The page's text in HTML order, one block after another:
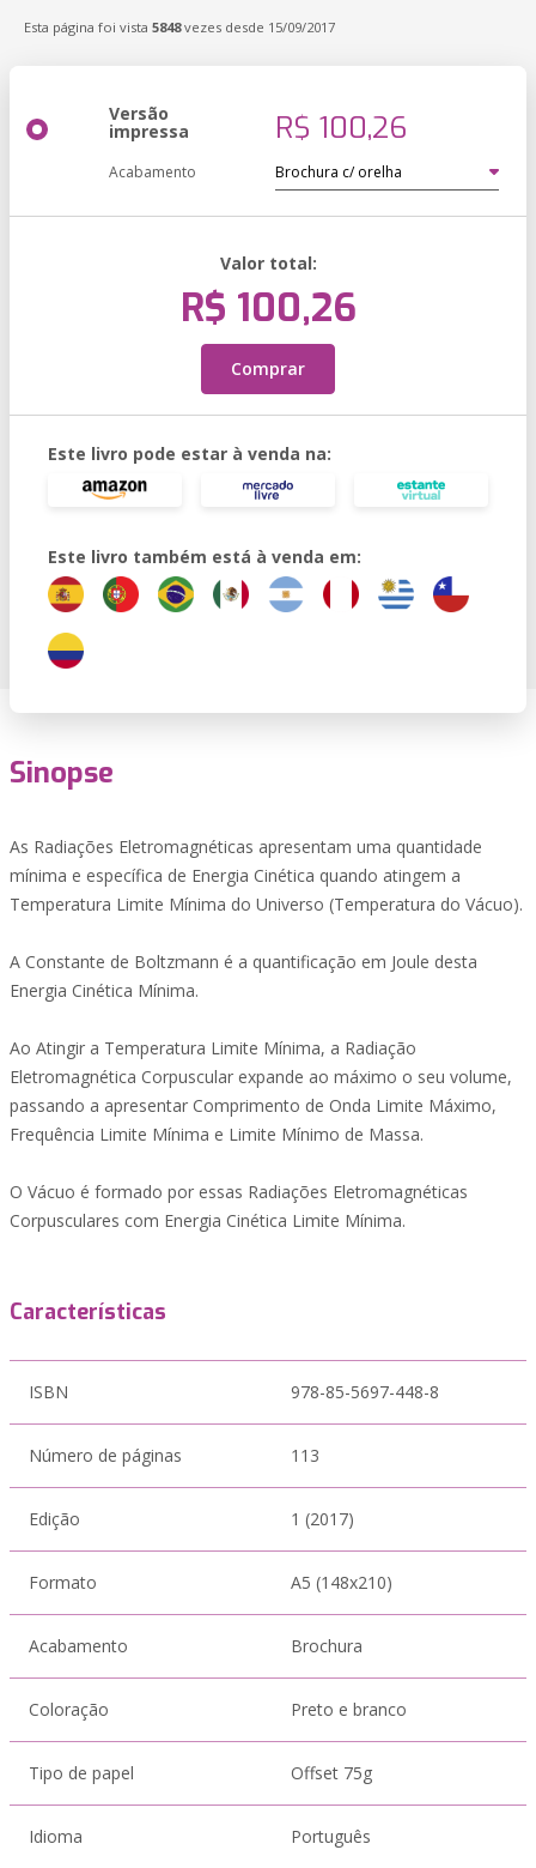
Esta página foi vista 5848vezes desde 15/09/2017
Versão
impressa R$ 100,26
Acabamento
Valor total:
R$ 100,26
Comprar
Este livro pode estar à venda na:
Este livro também está à venda em:
Sinopse
As Radiações Eletromagnéticas apresentam uma quantidade
mínima e específica de Energia Cinética quando atingem a
Temperatura Limite Mínima do Universo (Temperatura do Vácuo).
A Constante de Boltzmann é a quantificação em Joule desta
Energia Cinética Mínima.
Ao Atingir a Temperatura Limite Mínima, a Radiação
Eletromagnética Corpuscular expande ao máximo o seu volume,
passando a apresentar Comprimento de Onda Limite Máximo,
Frequência Limite Mínima e Limite Mínimo de Massa.
O Vácuo é formado por essas Radiações Eletromagnéticas
Corpusculares com Energia Cinética Limite Mínima.
Características
ISBN 978-85-5697-448-8
Número de páginas 113
Edição 1 (2017)
Formato A5 (148x210)
Acabamento Brochura
Coloração Preto e branco
Tipo de papel Offset 75g
Idioma Português